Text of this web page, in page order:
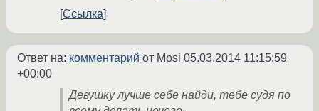
Ссылка
Ответ на: комментарий от Mosi 05.03.2014 11:15:59
+00:00
Девушку лучше себе найди, тебе судя по